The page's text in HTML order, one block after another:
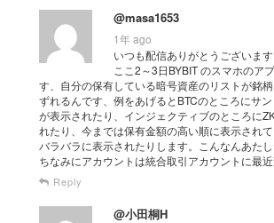
@masa1653
1年 ago
いつも配信ありがとうございます
ここ2～3日BYBIT のスマホのア
す、自分の保有している暗号資産のリストが銘
ずれるんです、例をあげるとBTCのところにサ
が表示されたり、インジェクティブのところに
れたり、今までは保有金額の高い順に表示され
バラバラに表示されたりします。こんなんあた
ちなみにアカウントは統合取引アカウントに最
Reply
@小田桐H